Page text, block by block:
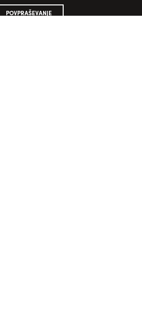
POVPRAŠEVANJE